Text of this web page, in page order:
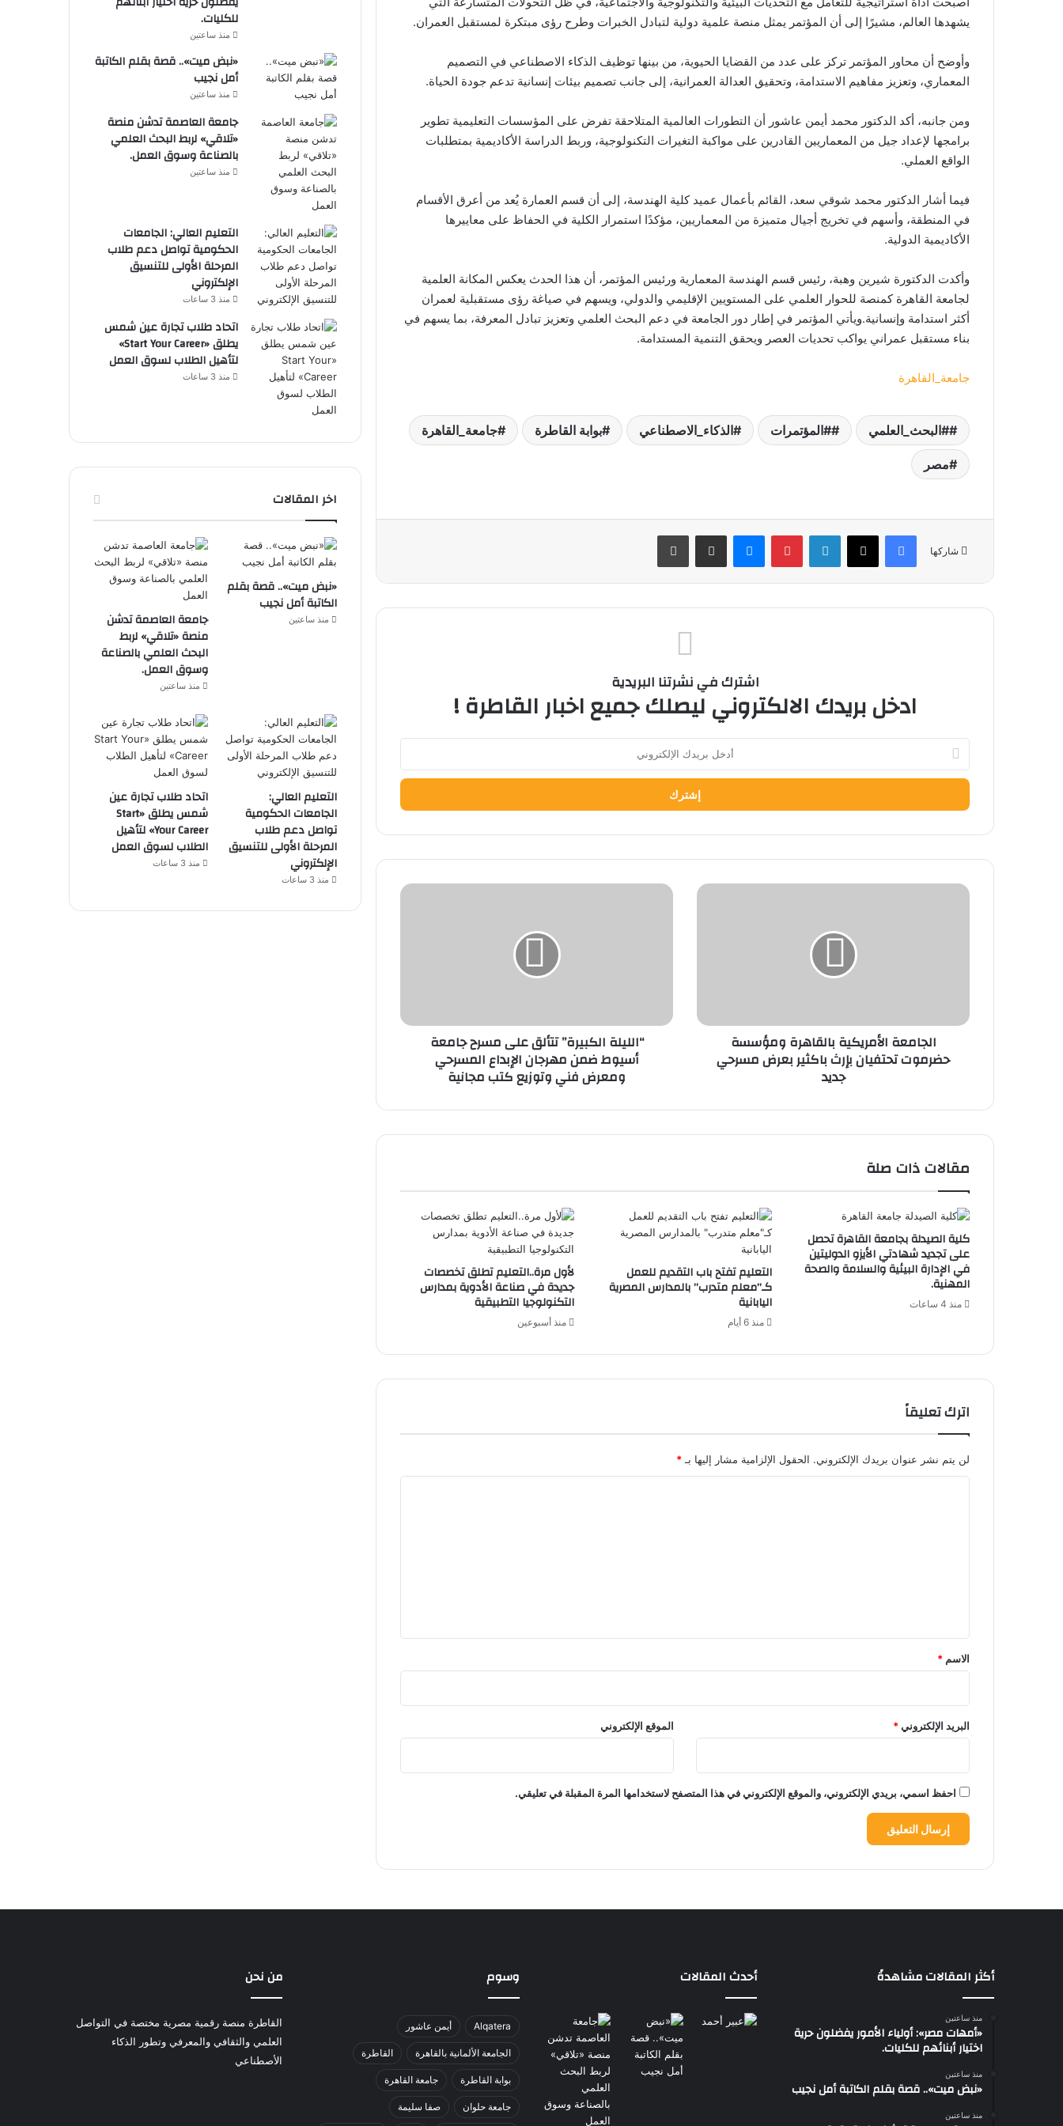
يشهدها العالم، مشيرًا إلى أن المؤتمر يمثل منصة علمية دولية لتبادل الخبرات وطرح رؤى مبتكرة لمستقبل العمران.
وأوضح أن محاور المؤتمر تركز على عدد من القضايا الحيوية، من بينها توظيف الذكاء الاصطناعي في التصميم
المعماري، وتعزيز مفاهيم الاستدامة، وتحقيق العدالة العمرانية، إلى جانب تصميم بيئات إنسانية تدعم جودة الحياة.
ومن جانبه، أكد الدكتور محمد أيمن عاشور أن التطورات العالمية المتلاحقة تفرض على المؤسسات التعليمية تطوير
برامجها لإعداد جيل من المعماريين القادرين على مواكبة التغيرات التكنولوجية، وربط الدراسة الأكاديمية بمتطلبات
الواقع العملي.
فيما أشار الدكتور محمد شوقي سعد، القائم بأعمال عميد كلية الهندسة، إلى أن قسم العمارة يُعد من أعرق الأقسام
في المنطقة، وأسهم في تخريج أجيال متميزة من المعماريين، مؤكدًا استمرار الكلية في الحفاظ على معاييرها
الأكاديمية الدولية.
وأكدت الدكتورة شيرين وهبة، رئيس قسم الهندسة المعمارية ورئيس المؤتمر، أن هذا الحدث يعكس المكانة العلمية
لجامعة القاهرة كمنصة للحوار العلمي على المستويين الإقليمي والدولي، ويسهم في صياغة رؤى مستقبلية لعمران
أكثر استدامة وإنسانية.ويأتي المؤتمر في إطار دور الجامعة في دعم البحث العلمي وتعزيز تبادل المعرفة، بما يسهم في
بناء مستقبل عمراني يواكب تحديات العصر ويحقق التنمية المستدامة.
جامعة_القاهرة
#البحث_العلمي #المؤتمرات الذكاء_الاصطناعي بوابة القاطرة جامعة_القاهرة
مصر
شاركها
فيسبوك ‫X لينكدإن بينتيريستماسنجر مشاركة عبر البريد طباعة
اشترك في نشرتنا البريدية
ادخل بريدك الالكتروني ليصلك جميع اخبار القاطرة !
بريدك
الإلكتروني
الجامعة
بعرض
مسرحيالجامعة الأمريكية بالقاهرة ومؤسسة
حضرموت تحتفيان بإرث باكثير بعرض مسرحي
جديد
“الليلة
مهرجان
المسرحي
“الليلة الكبيرة” تتألق على مسرح جامعة
أسيوط ضمن مهرجان الإبداع المسرحي
ومعرض فني وتوزيع كتب مجانية
مقالات ذات صلة
كلية الصيدلة بجامعة القاهرة تحصل
على تجديد شهادتي الأيزو الدوليتين
في الإدارة البيئية والسلامة والصحة
المهنية.
منذ 4 ساعات
التعليم تفتح باب التقديم للعمل
كـ”معلم متدرب” بالمدارس المصرية
اليابانية
منذ 6 أيام
لأول مرة..التعليم تطلق تخصصات
جديدة في صناعة الأدوية بمدارس
التكنولوجيا التطبيقية
منذ أسبوعين
اترك تعليقاً
لن يتم نشر عنوان بريدك الإلكتروني. الحقول الإلزامية مشار إليها بـ *
*
الاسم *
البريد الإلكتروني* الموقع الإلكتروني
احفظ اسمي، بريدي الإلكتروني، والموقع الإلكتروني في هذا المتصفح لاستخدامها المرة المقبلة في تعليقي.
للكليات.
منذ ساعتين
«نبض ميت».. قصة بقلم الكاتبة
أمل نجيب
منذ ساعتين
جامعة العاصمة تدشن منصة
«تلاقي» لربط البحث العلمي
بالصناعة وسوق العمل.
منذ ساعتين
التعليم العالي: الجامعات
الحكومية تواصل دعم طلاب
المرحلة الأولى للتنسيق
الإلكتروني
منذ 3 ساعات
اتحاد طلاب تجارة عين شمس
يطلق «Start Your Career»
لتأهيل الطلاب لسوق العمل
منذ 3 ساعات
اخر المقالات
«نبض ميت».. قصة بقلم
الكاتبة أمل نجيب
منذ ساعتين
جامعة العاصمة تدشن
منصة «تلاقي» لربط
البحث العلمي بالصناعة
وسوق العمل.
منذ ساعتين
التعليم العالي:
الجامعات الحكومية
تواصل دعم طلاب
المرحلة الأولى للتنسيق
الإلكتروني
منذ 3 ساعات
اتحاد طلاب تجارة عين
شمس يطلق «Start
Your Career» لتأهيل
الطلاب لسوق العمل
منذ 3 ساعات
أكثر المقالات مشاهدةً
منذ ساعتين
«أمهات مصر»: أولياء الأمور يفضلون حرية
اختيار أبنائهم للكليات.
منذ ساعتين
«نبض ميت».. قصة بقلم الكاتبة أمل نجيب
منذ ساعتين
أحدث المقالات وسوم
Alqatera أيمن عاشور
الجامعة الألمانية بالقاهرة القاطرة
بوابة القاطرة جامعة القاهرة
جامعة حلوان صفا سليمة
من نحن
القاطرة منصة رقمية مصرية مختصة في التواصل
العلمي والثقافي والمعرفي وتطور الذكاء
الأصطناعي